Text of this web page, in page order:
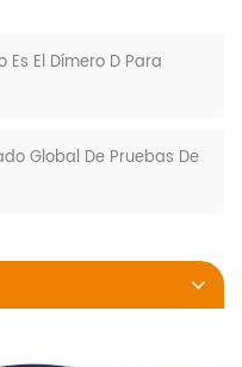
Es El Dímero D Para
Global De Pruebas De